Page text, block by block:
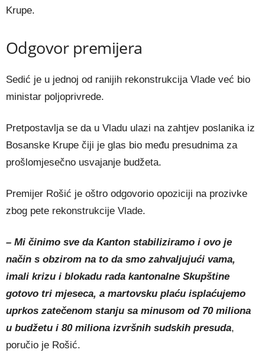
Krupe.
Odgovor premijera
Sedić je u jednoj od ranijih rekonstrukcija Vlade već bio
ministar poljoprivrede.
Pretpostavlja se da u Vladu ulazi na zahtjev poslanika iz
Bosanske Krupe čiji je glas bio među presudnima za
prošlomjesečno usvajanje budžeta.
Premijer Rošić je oštro odgovorio opoziciji na prozivke
zbog pete rekonstrukcije Vlade.
– Mi činimo sve da Kanton stabiliziramo i ovo je
način s obzirom na to da smo zahvaljujući vama,
imali krizu i blokadu rada kantonalne Skupštine
gotovo tri mjeseca, a martovsku plaću isplaćujemo
uprkos zatečenom stanju sa minusom od 70 miliona
u budžetu i 80 miliona izvršnih sudskih presuda,
poručio je Rošić.